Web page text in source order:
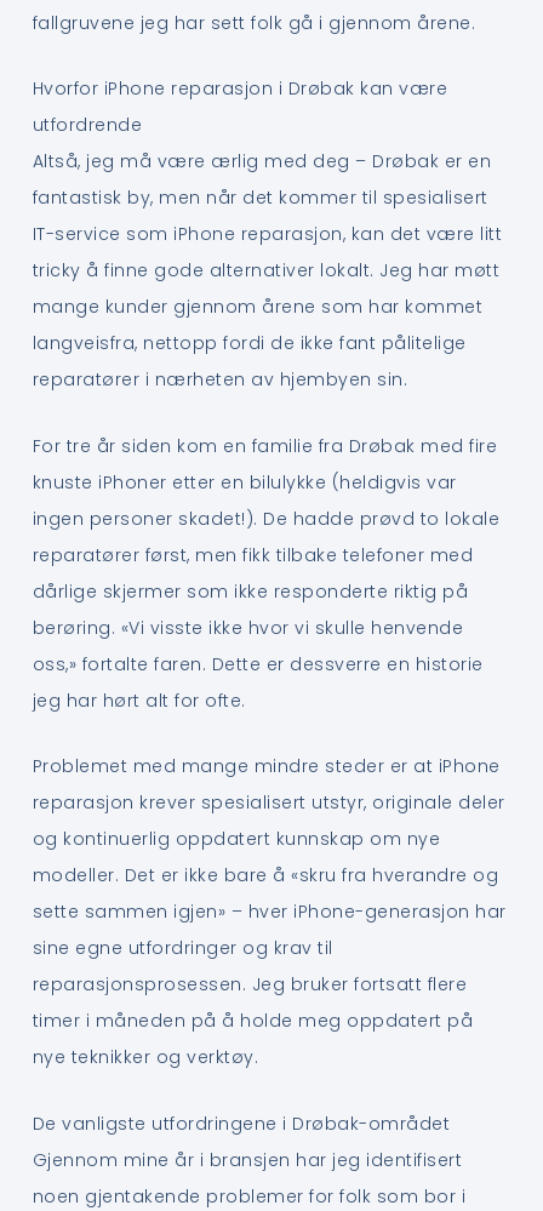
fallgruvene jeg har sett folk gå i gjennom årene.
Hvorfor iPhone reparasjon i Drøbak kan være
utfordrende
Altså, jeg må være ærlig med deg – Drøbak er en
fantastisk by, men når det kommer til spesialisert
IT-service som iPhone reparasjon, kan det være litt
tricky å finne gode alternativer lokalt. Jeg har møtt
mange kunder gjennom årene som har kommet
langveisfra, nettopp fordi de ikke fant pålitelige
reparatører i nærheten av hjembyen sin.
For tre år siden kom en familie fra Drøbak med fire
knuste iPhoner etter en bilulykke (heldigvis var
ingen personer skadet!). De hadde prøvd to lokale
reparatører først, men fikk tilbake telefoner med
dårlige skjermer som ikke responderte riktig på
berøring. «Vi visste ikke hvor vi skulle henvende
oss,» fortalte faren. Dette er dessverre en historie
jeg har hørt alt for ofte.
Problemet med mange mindre steder er at iPhone
reparasjon krever spesialisert utstyr, originale deler
og kontinuerlig oppdatert kunnskap om nye
modeller. Det er ikke bare å «skru fra hverandre og
sette sammen igjen» – hver iPhone-generasjon har
sine egne utfordringer og krav til
reparasjonsprosessen. Jeg bruker fortsatt flere
timer i måneden på å holde meg oppdatert på
nye teknikker og verktøy.
De vanligste utfordringene i Drøbak-området
Gjennom mine år i bransjen har jeg identifisert
noen gjentakende problemer for folk som bor i